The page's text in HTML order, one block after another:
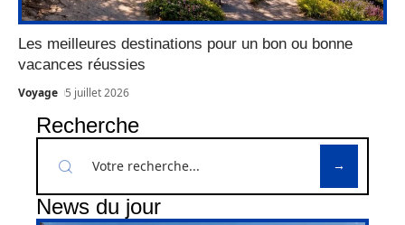
Les meilleures destinations pour un bon ou bonne
vacances réussies
Voyage 5 juillet 2026
Recherche
News du jour